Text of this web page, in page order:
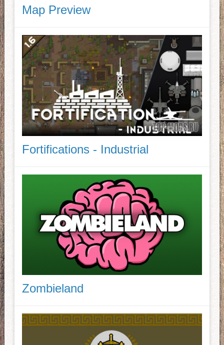
Map Preview
Fortifications - Industrial
Zombieland